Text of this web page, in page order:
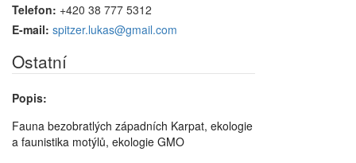
Telefon: +420 38 777 5312
E-mail: spitzer.lukas@gmail.com
Ostatní
Popis:
Fauna bezobratlých západních Karpat, ekologie
a faunistika motýlů, ekologie GMO